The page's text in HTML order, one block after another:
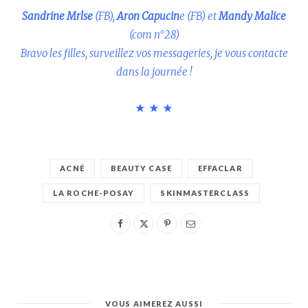
Sandrine Mrlse (FB),Aron Capucine (FB) etMandy Malice
(com n°28)
Bravo les filles, surveillez vos messageries, je vous contacte
dans la journée !
★ ★ ★
ACNÉ BEAUTY CASE EFFACLAR
LA ROCHE-POSAY SKINMASTERCLASS
VOUS AIMEREZ AUSSI